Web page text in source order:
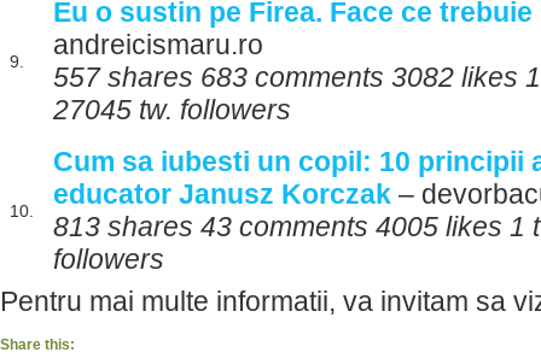
9.
Eu o sustin pe Firea. Face ce trebuie
andreicismaru.ro
557 shares 683 comments 3082 likes
27045 tw. followers
10.
Cum sa iubesti un copil: 10 principii
educator Janusz Korczak –
813 shares 43 comments 4005 likes 1
followers
Pentru mai multe informatii, va invitam sa
Share this: